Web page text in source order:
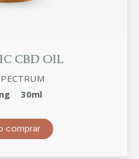
CBD OIL
30ml
comprar